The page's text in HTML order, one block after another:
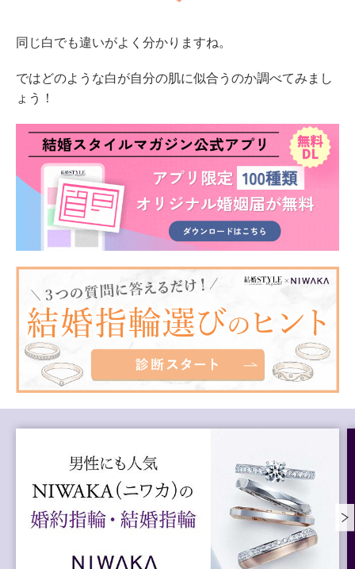
同じ白でも違いがよく分かりますね。
ではどのような白が自分の肌に似合うのか調べてみまし
ょう！